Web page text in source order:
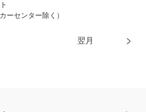
翌月
ーセンター除く）